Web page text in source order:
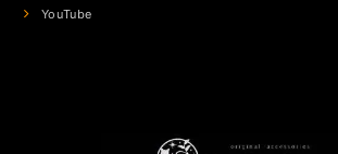
YouTube